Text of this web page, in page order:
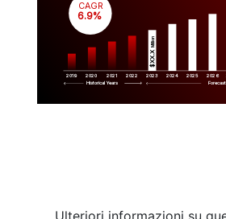
2019 2020 2021 2022 2023 2024 2025 2026
$XX.X
Million
CAGR
6.9%
Historical Years
Ulteriori informazioni su